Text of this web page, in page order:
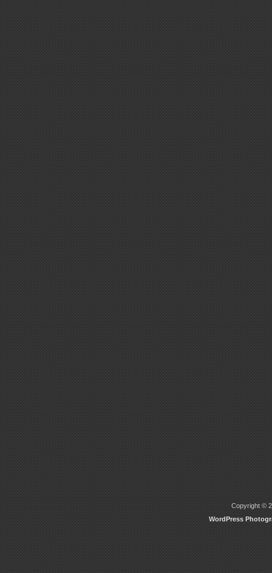
Copyright ©
WordPress